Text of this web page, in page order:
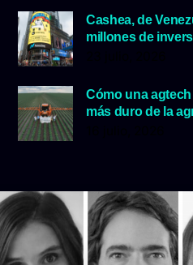
Cashea, de
millones de
Cómo una
más duro de la